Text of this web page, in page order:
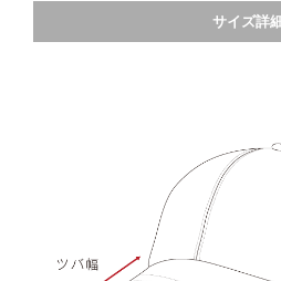
サイズ詳細